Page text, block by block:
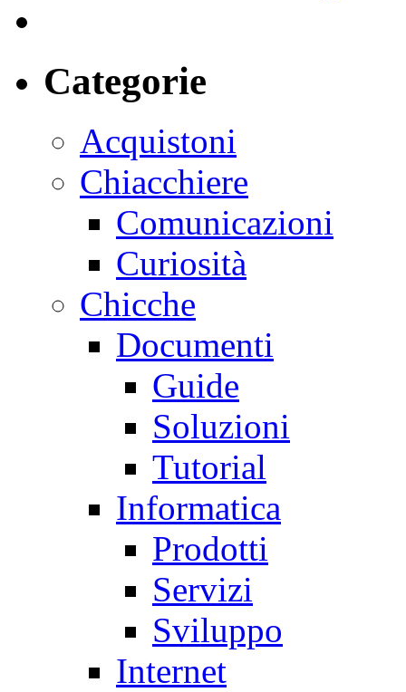
Categorie
Acquistoni
Chiacchiere
Comunicazioni
Curiosità
Chicche
Documenti
Guide
Soluzioni
Tutorial
Informatica
Prodotti
Servizi
Sviluppo
Internet